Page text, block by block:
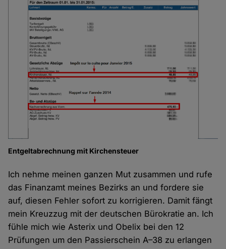
Entgeltabrechnung mit Kirchensteuer
Ich nehme meinen ganzen Mut zusammen und rufe
das Finanzamt meines Bezirks an und fordere sie
auf, diesen Fehler sofort zu korrigieren. Damit fängt
mein Kreuzzug mit der deutschen Bürokratie an. Ich
fühle mich wie Asterix und Obelix bei den 12
Prüfungen um den Passierschein A–38 zu erlangen